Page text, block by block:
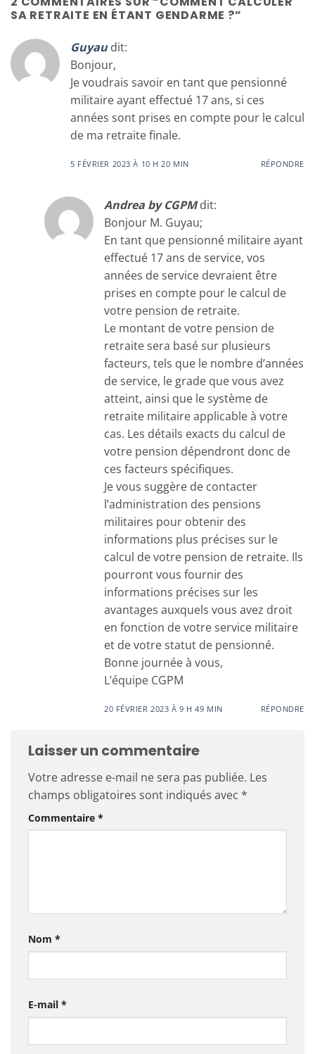
SA RETRAITE EN ÉTANT GENDARME ?”
Guyau dit:
Bonjour,
Je voudrais savoir en tant que pensionné
militaire ayant effectué 17 ans, si ces
années sont prises en compte pour le calcul
de ma retraite finale.
5 FÉVRIER 2023 À 10 H 20 MIN RÉPONDRE
Andrea by CGPM dit:
Bonjour M. Guyau;
En tant que pensionné militaire ayant
effectué 17 ans de service, vos
années de service devraient être
prises en compte pour le calcul de
votre pension de retraite.
Le montant de votre pension de
retraite sera basé sur plusieurs
facteurs, tels que le nombre d’années
de service, le grade que vous avez
atteint, ainsi que le système de
retraite militaire applicable à votre
cas. Les détails exacts du calcul de
votre pension dépendront donc de
ces facteurs spécifiques.
Je vous suggère de contacter
l’administration des pensions
militaires pour obtenir des
informations plus précises sur le
calcul de votre pension de retraite. Ils
pourront vous fournir des
informations précises sur les
avantages auxquels vous avez droit
en fonction de votre service militaire
et de votre statut de pensionné.
Bonne journée à vous,
L’équipe CGPM
20 FÉVRIER 2023 À 9 H 49 MIN RÉPONDRE
Laisser un commentaire
Votre adresse e-mail ne sera pas publiée. Les
champs obligatoires sont indiqués avec *
Commentaire *
Nom *
E-mail *